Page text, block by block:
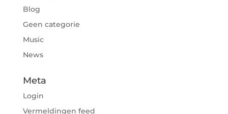
Blog
Geen categorie
Music
News
Meta
Login
Vermeldingen feed